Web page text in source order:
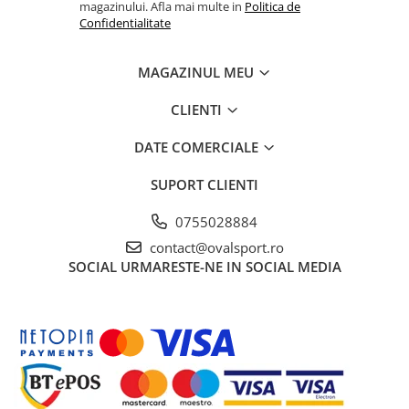
magazinului. Afla mai multe in Politica de
Confidentialitate
MAGAZINUL MEU
CLIENTI
DATE COMERCIALE
SUPORT CLIENTI
0755028884
contact@ovalsport.ro
SOCIAL URMARESTE-NE IN SOCIAL MEDIA